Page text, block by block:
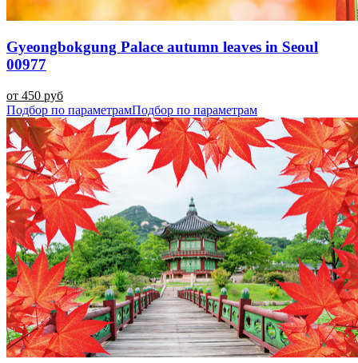
Gyeongbokgung Palace autumn leaves in Seoul
00977
от 450 руб
Подбор по параметрамПодбор по параметрам